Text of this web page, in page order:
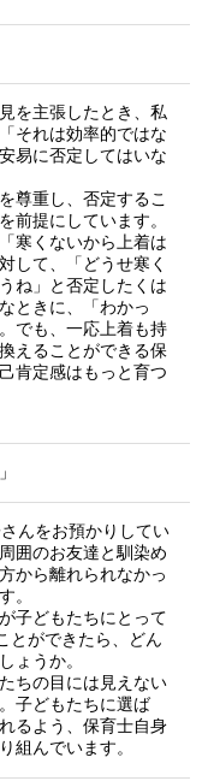
を主張したとき、私
それは効率的ではな
易に否定してはいな
尊重し、否定するこ
前提にしています。
寒くないから上着は
して、「どうせ寒く
ね」と否定したくは
ときに、「わかっ
でも、一応上着も持
えることができる保
肯定感はもっと育つ
んをお預かりしてい
囲のお友達と馴染め
から離れられなかっ
。
子どもたちにとって
とができたら、どん
ょうか。
ちの目には見えない
子どもたちに選ば
るよう、保育士自身
組んでいます。